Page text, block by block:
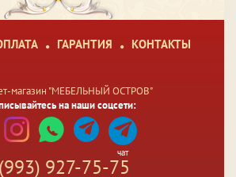
ГАРАНТИЯ КОНТАКТЫ
магазин "МЕБЕЛЬНЫЙ ОСТРОВ"
на наши соцсети:
чат
927-75-75